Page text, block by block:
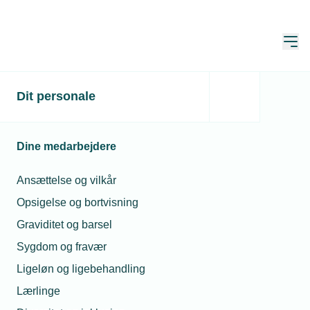
Dit personale
Dine medarbejdere
Ansættelse og vilkår
Opsigelse og bortvisning
Graviditet og barsel
Sygdom og fravær
Ligeløn og ligebehandling
Lærlinge
GK siger farvel til
servicevirksomheden
Publiceret: 08. jan. 2026